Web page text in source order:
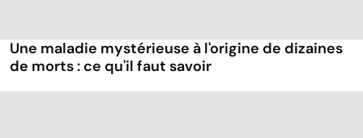
Une maladie mystérieuse à l'origine de dizaines
de morts : ce qu'il faut savoir